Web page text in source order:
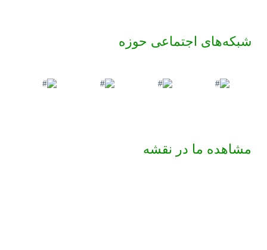
شبکه‌های اجتماعی حوزه
مشاهده ما در نقشه